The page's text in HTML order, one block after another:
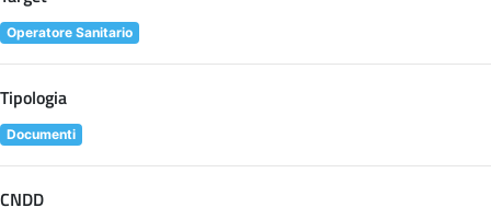
Operatore Sanitario
Tipologia
Documenti
CNDD